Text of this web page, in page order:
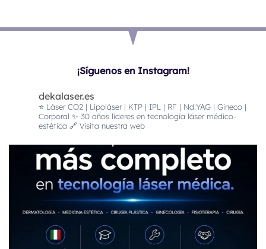
¡Síguenos en Instagram!
dekalaser.es
⭐️ Láser CO2 | Lipoláser | KTP | IPL | RF | Nd:YAG | Gineco |
Corporal ✨ 30 años líderes en tecnología láser médico-
estética 🔗 Visita nuestra web